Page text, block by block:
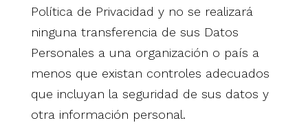
Política de Privacidad y no se realizará
ninguna transferencia de sus Datos
Personales a una organización o país a
menos que existan controles adecuados
que incluyan la seguridad de sus datos y
otra información personal.